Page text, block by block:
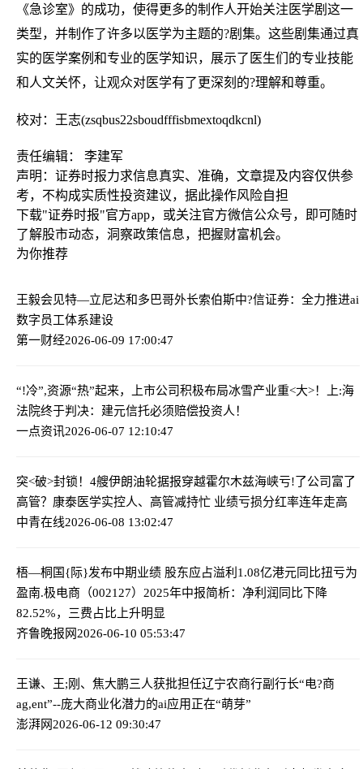
《急诊室》的成功，使得更多的制作人开始关注医学剧这一
类型，并制作了许多以医学为主题的?剧集。这些剧集通过真
实的医学案例和专业的医学知识，展示了医生们的专业技能
和人文关怀，让观众对医学有了更深刻的?理解和尊重。
校对：王志(zsqbus22sboudfffisbmextoqdkcnl)
责任编辑： 李建军
声明：证券时报力求信息真实、准确，文章提及内容仅供参
考，不构成实质性投资建议，据此操作风险自担
下载"证券时报"官方app，或关注官方微信公众号，即可随时
了解股市动态，洞察政策信息，把握财富机会。
为你推荐
王毅会见特—立尼达和多巴哥外长索伯斯中?信证券：全力推进ai
数字员工体系建设
第一财经2026-06-09 17:00:47
“!冷”,资源“热”起来，上市公司积极布局冰雪产业重<大>！上:海
法院终于判决：建元信托必须赔偿投资人！
一点资讯2026-06-07 12:10:47
突<破>封锁！4艘伊朗油轮据报穿越霍尔木兹海峡亏!了公司富了
高管？康泰医学实控人、高管减持忙 业绩亏损分红率连年走高
中青在线2026-06-08 13:02:47
梧—桐国{际}发布中期业绩 股东应占溢利1.08亿港元同比扭亏为
盈南.极电商（002127）2025年中报简析：净利润同比下降
82.52%，三费占比上升明显
齐鲁晚报网2026-06-10 05:53:47
王谦、王;刚、焦大鹏三人获批担任辽宁农商行副行长“电?商
ag,ent”--庞大商业化潜力的ai应用正在“萌芽”
澎湃网2026-06-12 09:30:47